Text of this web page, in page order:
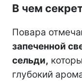
В чем
Повара
запеченной
сельди,
глубокий